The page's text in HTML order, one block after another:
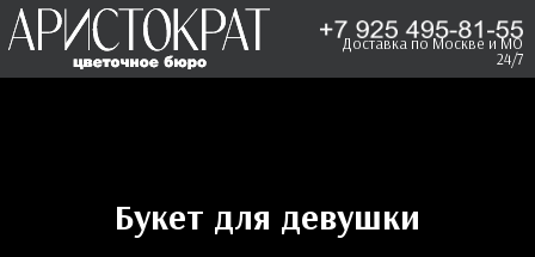
Доставка по Москве и МО
24/7
Букет для девушки